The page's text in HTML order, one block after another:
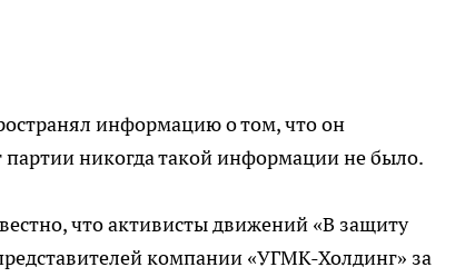
информацию о том, что он
никогда такой информации не было.
что активисты движений «В защиту
компании «УГМК-Холдинг» за